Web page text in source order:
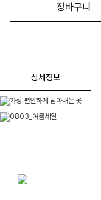
장바구니
상세정보